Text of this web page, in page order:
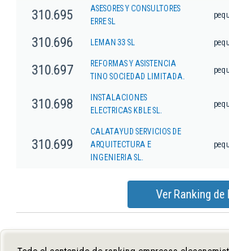
310.695
ASESORES Y CONSULTORES
ERRE SL
310.696 LEMAN 33 SL
310.697
REFORMAS Y ASISTENCIA
TINO SOCIEDAD LIMITADA.
310.698
INSTALACIONES
ELECTRICAS KBLE SL.
310.699
CALATAYUD SERVICIOS DE
ARQUITECTURA E
INGENIERIA SL.
Ver Ranking